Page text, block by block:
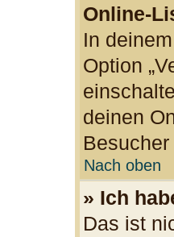
Online-
In
Option
deinen
Nach oben
» Ich
Das ist